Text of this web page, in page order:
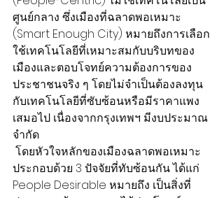
ศูนย์กลาง ซึ่งเมืองที่ฉลาดพอเหมาะ
(Smart Enough City) หมายถึงการเลือก
ใช้เทคโนโลยีที่เหมาะสมกับบริบทของ
เมืองและตอบโจทย์ความต้องการของ
ประชาชนจริง ๆ โดยไม่จำเป็นต้องลงทุน
กับเทคโนโลยีที่ซับซ้อนหรือมีราคาแพง
เสมอไป เนื่องจากกรุงเทพฯ มีงบประมาณ
จำกัด
โดยหัวใจหลักของเมืองฉลาดพอเหมาะ
ประกอบด้วย 3 ปัจจัยที่ทับซ้อนกัน ได้แก่
People Desirable หมายถึง เป็นสิ่งที่